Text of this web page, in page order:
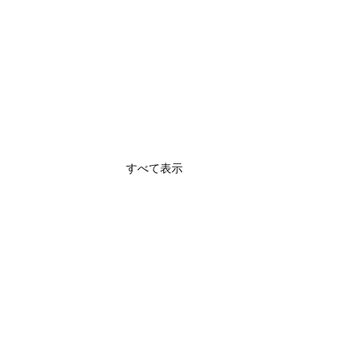
すべて表示